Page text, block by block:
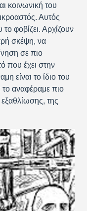
κοινωνική του
Αυτός
φοβίζει. Αρχίζουν
σκέψη, να
σε πιο
που έχει στην
είναι το ίδιο του
αναφέραμε πιο
της